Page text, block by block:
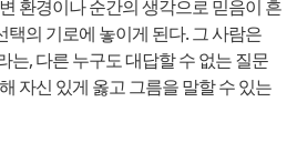
환경이나 순간의 생각으로 믿음이 흔
의 기로에 놓이게 된다. 그 사람은
는, 다른 누구도 대답할 수 없는 질문
자신 있게 옳고 그름을 말할 수 있는